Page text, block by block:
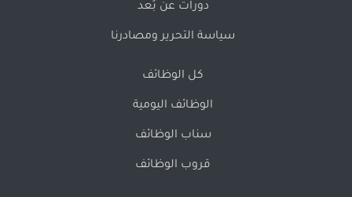
دورات عن بُعد
سياسة التحرير ومصادرنا
كل الوظائف
الوظائف اليومية
سناب الوظائف
قروب الوظائف